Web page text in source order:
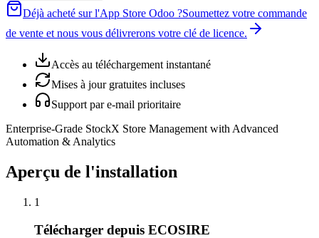
Déjà acheté sur l'App Store Odoo ?Soumettez votre commande
de vente et nous vous délivrerons votre clé de licence.
Accès au téléchargement instantané
Mises à jour gratuites incluses
Support par e-mail prioritaire
Enterprise-Grade StockX Store Management with Advanced
Automation & Analytics
Aperçu de l'installation
1
Télécharger depuis ECOSIRE